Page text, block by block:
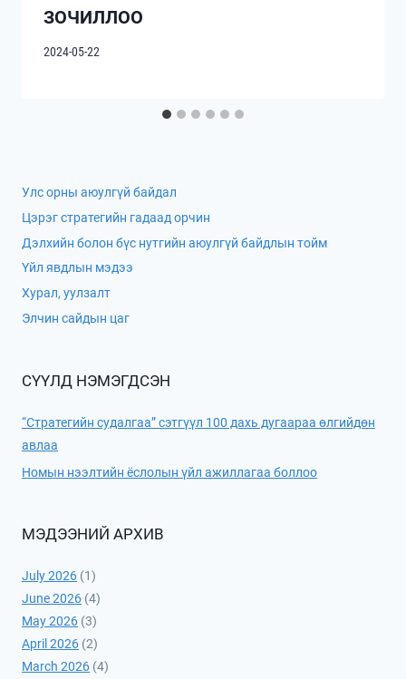
ЗОЧИЛЛОО
2024-05-22
Улс орны аюулгүй байдал
Цэрэг стратегийн гадаад орчин
Дэлхийн болон бүс нутгийн аюулгүй байдлын тойм
Үйл явдлын мэдээ
Хурал, уулзалт
Элчин сайдын цаг
СҮҮЛД НЭМЭГДСЭН
“Стратегийн судалгаа” сэтгүүл 100 дахь дугаараа өлгийдөн
авлаа
Номын нээлтийн ёслолын үйл ажиллагаа боллоо
МЭДЭЭНИЙ АРХИВ
July 2026 (1)
June 2026 (4)
May 2026 (3)
April 2026 (2)
March 2026 (4)